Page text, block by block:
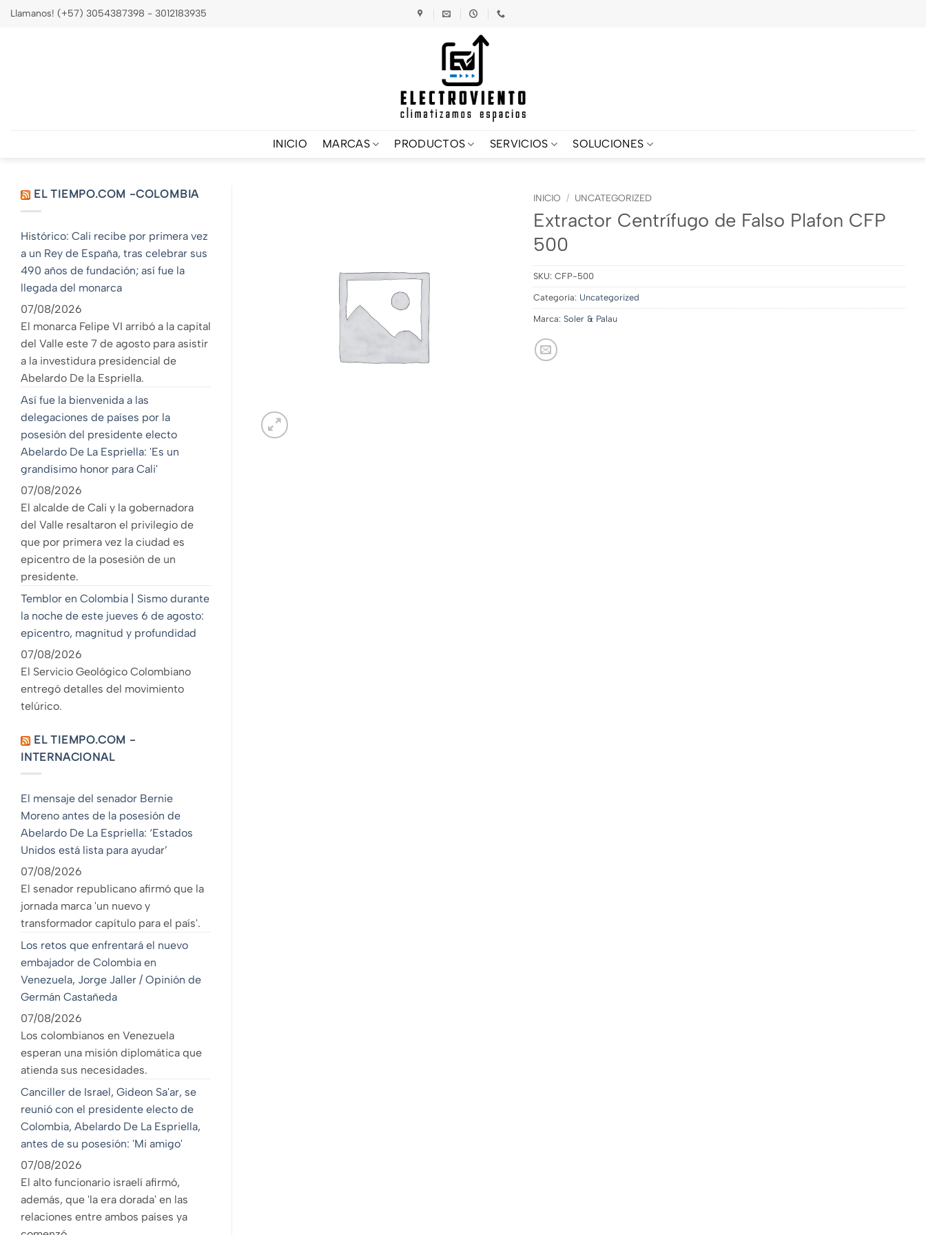
SaltarLlamanos! (+57) 3054387398 - 3012183935
INICIO MARCAS PRODUCTOS SERVICIOS SOLUCIONES
EL TIEMPO.COM -COLOMBIA
Histórico: Cali recibe por primera vez
a un Rey de España, tras celebrar sus
490 años de fundación; así fue la
llegada del monarca
07/08/2026
El monarca Felipe VI arribó a la capital
del Valle este 7 de agosto para asistir
a la investidura presidencial de
Abelardo De la Espriella.
Así fue la bienvenida a las
delegaciones de países por la
posesión del presidente electo
Abelardo De La Espriella: 'Es un
grandísimo honor para Cali'
07/08/2026
El alcalde de Cali y la gobernadora
del Valle resaltaron el privilegio de
que por primera vez la ciudad es
epicentro de la posesión de un
presidente.
Temblor en Colombia | Sismo durante
la noche de este jueves 6 de agosto:
epicentro, magnitud y profundidad
07/08/2026
El Servicio Geológico Colombiano
entregó detalles del movimiento
telúrico.
EL TIEMPO.COM -
INTERNACIONAL
El mensaje del senador Bernie
Moreno antes de la posesión de
Abelardo De La Espriella: ‘Estados
Unidos está lista para ayudar’
07/08/2026
El senador republicano afirmó que la
jornada marca 'un nuevo y
transformador capítulo para el país'.
Los retos que enfrentará el nuevo
embajador de Colombia en
Venezuela, Jorge Jaller / Opinión de
Germán Castañeda
07/08/2026
Los colombianos en Venezuela
esperan una misión diplomática que
atienda sus necesidades.
Canciller de Israel, Gideon Sa'ar, se
reunió con el presidente electo de
Colombia, Abelardo De La Espriella,
antes de su posesión: 'Mi amigo'
07/08/2026
El alto funcionario israelí afirmó,
además, que 'la era dorada' en las
relaciones entre ambos países ya
INICIO / UNCATEGORIZED
Extractor Centrífugo de Falso Plafon CFP
500
SKU:CFP-500
Categoría: Uncategorized
Marca:Soler & Palau